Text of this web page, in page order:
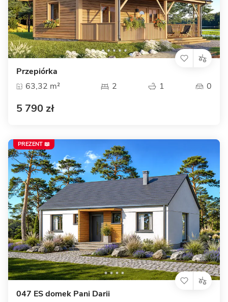
Przepiórka
63,32 m²
2 1 0
5 790 zł
047 ES domek Pani Darii
PREZENT 📖